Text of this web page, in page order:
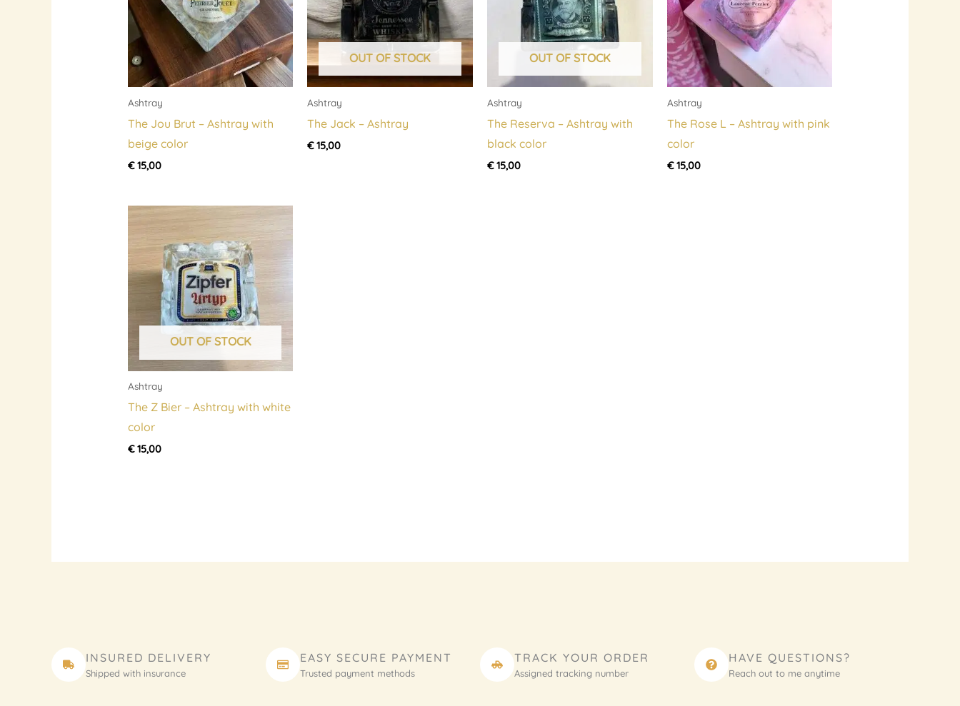
Ashtray
The Jou Brut – Ashtray with
beige color
€15,00
OUT OF STOCK
Ashtray
The Jack – Ashtray
€15,00
OUT OF STOCK
Ashtray
The Reserva – Ashtray with
black color
€15,00
Ashtray
The Rose L – Ashtray with pink
color
€15,00
OUT OF STOCK
Ashtray
The Z Bier – Ashtray with white
color
€15,00
INSURED DELIVERY
Shipped with insurance
EASY SECURE PAYMENT
Trusted payment methods
TRACK YOUR ORDER
Assigned tracking number
HAVE QUESTIONS?
Reach out to me anytime